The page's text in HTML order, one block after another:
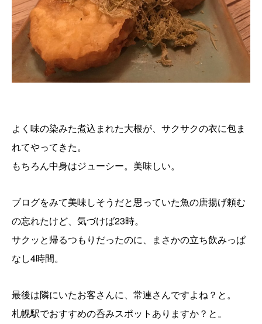
よく味の染みた煮込まれた大根が、サクサクの衣に包ま
れてやってきた。
もちろん中身はジューシー。美味しい。
ブログをみて美味しそうだと思っていた魚の唐揚げ頼む
の忘れたけど、気づけば23時。
サクッと帰るつもりだったのに、まさかの立ち飲みっぱ
なし4時間。
最後は隣にいたお客さんに、常連さんですよね？と。
札幌駅でおすすめの呑みスポットありますか？と。